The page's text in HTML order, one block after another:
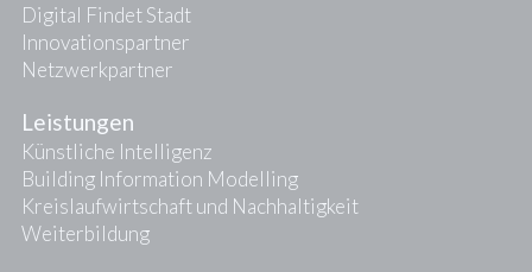
Digital Findet Stadt
Innovationspartner
Netzwerkpartner
Leistungen
Künstliche Intelligenz
Building Information Modelling
Kreislaufwirtschaft und Nachhaltigkeit
Weiterbildung